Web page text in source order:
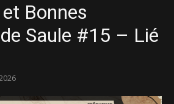
Bonnes
Saule #15 – Lié